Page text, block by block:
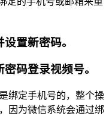
置新密码。
码登录视频号。
绑定手机号的，整个操
因为微信系统会通过绑